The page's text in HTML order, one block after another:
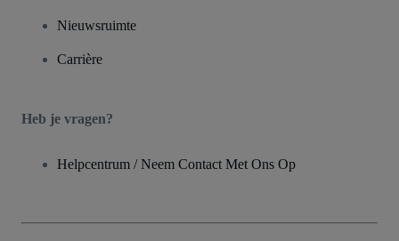
Nieuwsruimte
Carrière
Heb je vragen?
Helpcentrum / Neem Contact Met Ons Op